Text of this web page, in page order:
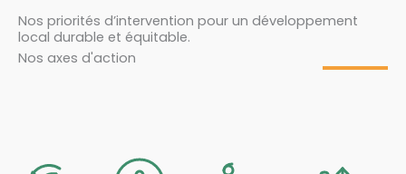
Nos priorités d’intervention pour un développement
local durable et équitable.
Nos axes d'action